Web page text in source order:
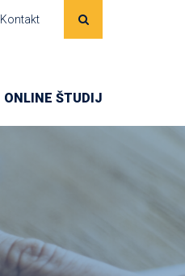
Kontakt
ONLINE ŠTUDIJ